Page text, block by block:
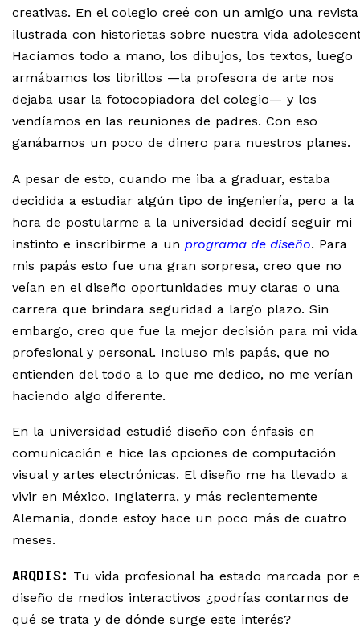
creativas. En el colegio creé con un amigo una revista
ilustrada con historietas sobre nuestra vida
Hacíamos todo a mano, los dibujos, los textos, luego
armábamos los librillos —la profesora de arte nos
dejaba usar la fotocopiadora del colegio— y los
vendíamos en las reuniones de padres. Con eso
ganábamos un poco de dinero para nuestros planes.
A pesar de esto, cuando me iba a graduar, estaba
decidida a estudiar algún tipo de ingeniería, pero a la
hora de postularme a la universidad decidí seguir mi
instinto e inscribirme a un programa de diseño. Para
mis papás esto fue una gran sorpresa, creo que no
veían en el diseño oportunidades muy claras o una
carrera que brindara seguridad a largo plazo. Sin
embargo, creo que fue la mejor decisión para mi vida
profesional y personal. Incluso mis papás, que no
entienden del todo a lo que me dedico, no me verían
haciendo algo diferente.
En la universidad estudié diseño con énfasis en
comunicación e hice las opciones de computación
visual y artes electrónicas. El diseño me ha llevado a
vivir en México, Inglaterra, y más recientemente
Alemania, donde estoy hace un poco más de cuatro
meses.
ARQDIS: Tu vida profesional ha estado marcada por
diseño de medios interactivos ¿podrías contarnos de
qué se trata y de dónde surge este interés?